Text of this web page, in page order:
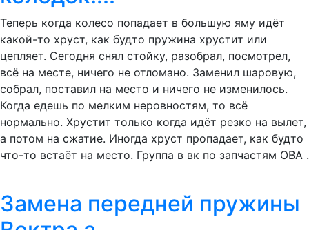
Теперь когда колесо попадает в большую яму идёт
какой-то хруст, как будто пружина хрустит или
цепляет. Сегодня снял стойку, разобрал, посмотрел,
всё на месте, ничего не отломано. Заменил шаровую,
собрал, поставил на место и ничего не изменилось.
Когда едешь по мелким неровностям, то всё
нормально. Хрустит только когда идёт резко на вылет,
а потом на сжатие. Иногда хруст пропадает, как будто
что-то встаёт на место. Группа в вк по запчастям ОВА .
Замена передней пружины